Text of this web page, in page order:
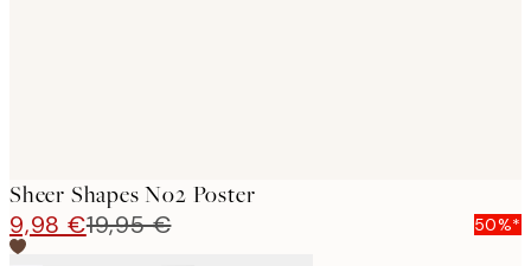
Sheer Shapes No2 Poster
9,98 €19,95 € 50%*